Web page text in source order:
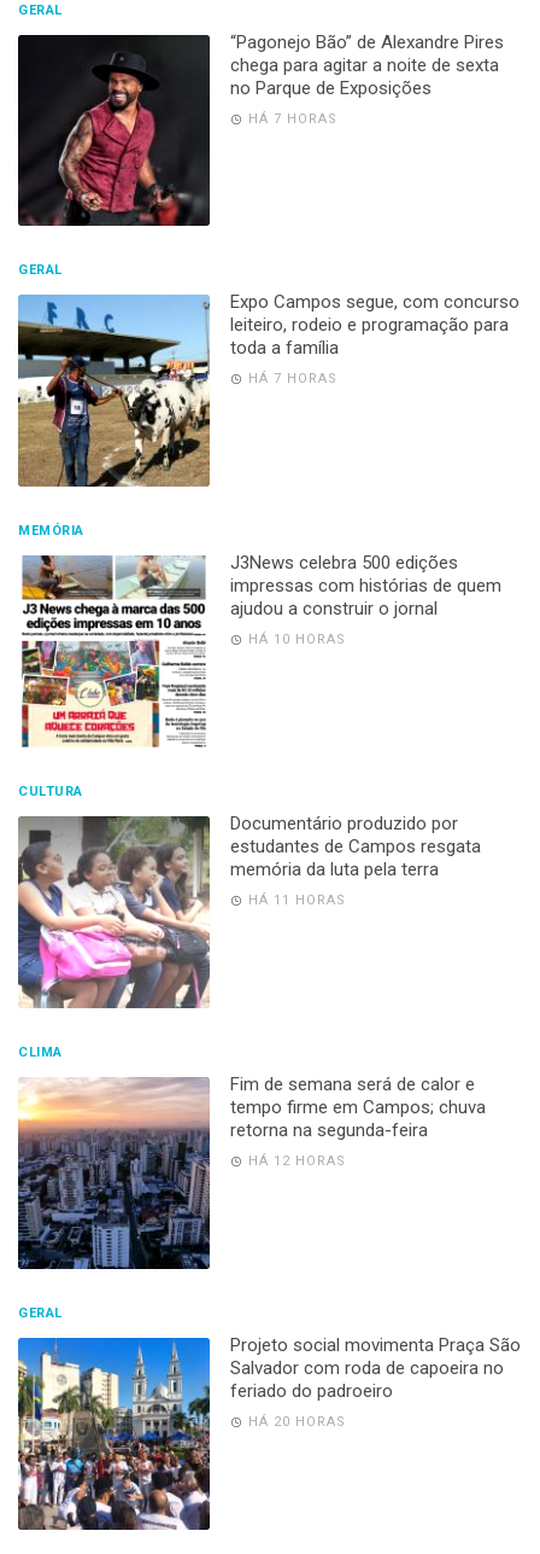
GERAL
“Pagonejo Bão” de Alexandre Pires
chega para agitar a noite de sexta
no Parque de Exposições
HÁ 7 HORAS
GERAL
Expo Campos segue, com concurso
leiteiro, rodeio e programação para
toda a família
HÁ 7 HORAS
MEMÓRIA
J3News celebra 500 edições
impressas com histórias de quem
ajudou a construir o jornal
HÁ 10 HORAS
CULTURA
Documentário produzido por
estudantes de Campos resgata
memória da luta pela terra
HÁ 11 HORAS
CLIMA
Fim de semana será de calor e
tempo firme em Campos; chuva
retorna na segunda-feira
HÁ 12 HORAS
GERAL
Projeto social movimenta Praça São
Salvador com roda de capoeira no
feriado do padroeiro
HÁ 20 HORAS